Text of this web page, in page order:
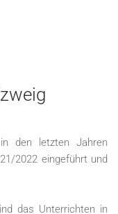
den letzten Jahren
2022 eingeführt und
das Unterrichten in